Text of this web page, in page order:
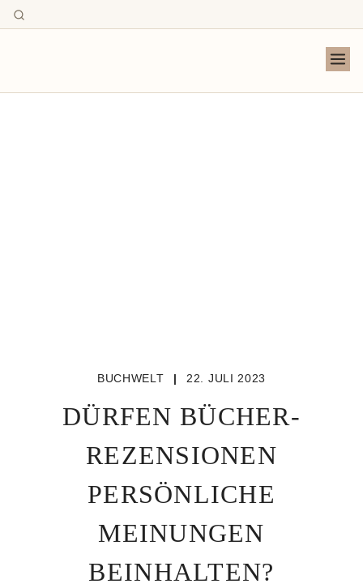
BUCHWELT 22. JULI 2023
DÜRFEN BÜCHER-
REZENSIONEN
PERSÖNLICHE
MEINUNGEN
BEINHALTEN?